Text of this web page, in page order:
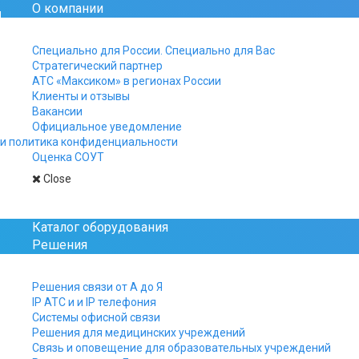
О компании
Специально для России. Специально для Вас
Стратегический партнер
АТС «Максиком» в регионах России
Клиенты и отзывы
Вакансии
Официальное уведомление
и политика конфиденциальности
Оценка СОУТ
Close
Каталог оборудования
Решения
Решения связи от А до Я
IP АТС и и IP телефония
Системы офисной связи
Решения для медицинских учреждений
Связь и оповещение для образовательных учреждений
Официальный сайт
Главная АТС-ликбез Офисная связь и
Офисная связь и